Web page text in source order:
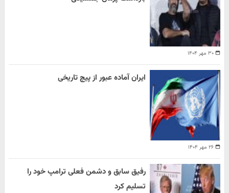
۳۰ مهر ۱۴۰۴
۲۶ مهر ۱۴۰۴
ایران آماده عبور از پیچ تاریخی
رفیق سابق و دشمن فعلی ترامپ خود را
تسلیم کرد